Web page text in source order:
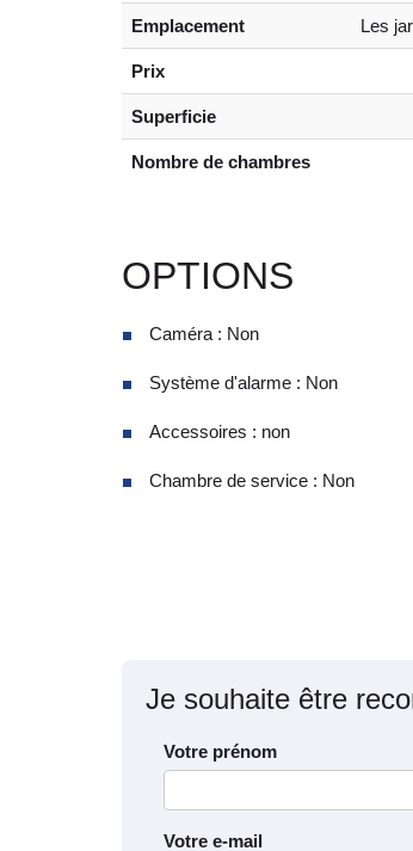
Emplacement Les
Prix
Superficie
Nombre de chambres
OPTIONS
Caméra : Non
Système d'alarme : Non
Accessoires : non
Chambre de service : Non
Je souhaite être
Votre prénom
Votre e-mail